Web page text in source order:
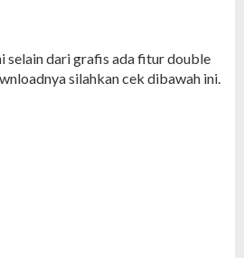
selain dari grafis ada fitur double
silahkan cek dibawah ini.